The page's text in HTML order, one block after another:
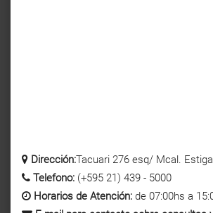
Dirección:Tacuari 276 esq/ Mcal.
Telefono:(+595 21) 439 - 5000
Horarios de Atención:de 07:00hs a